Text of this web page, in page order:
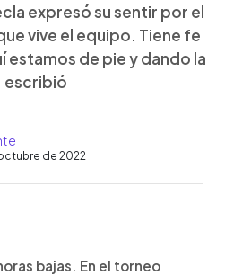
expresó su sentir por el
vive el equipo. Tiene fe
estamos de pie y dando la
escribió
de 2022
bajas. En el torneo